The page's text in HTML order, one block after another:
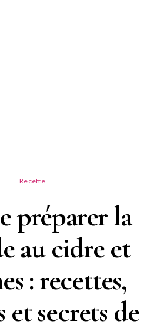
Recette
préparer la
au cidre et
: recettes,
et secrets de